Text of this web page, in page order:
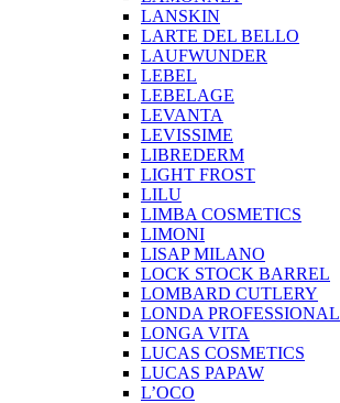
LANSKIN
LARTE DEL BELLO
LAUFWUNDER
LEBEL
LEBELAGE
LEVANTA
LEVISSIME
LIBREDERM
LIGHT FROST
LILU
LIMBA COSMETICS
LIMONI
LISAP MILANO
LOCK STOCK BARREL
LOMBARD CUTLERY
LONDA PROFESSIONAL
LONGA VITA
LUCAS COSMETICS
LUCAS PAPAW
L’OCO